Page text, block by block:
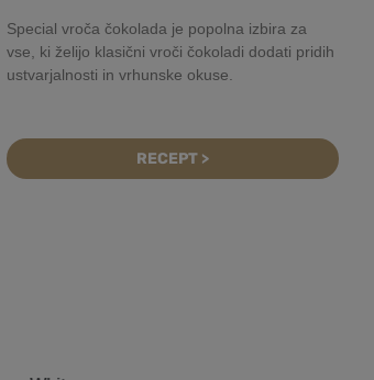
Special vroča čokolada je popolna izbira za
vse, ki želijo klasični vroči čokoladi dodati pridih
ustvarjalnosti in vrhunske okuse.
RECEPT >